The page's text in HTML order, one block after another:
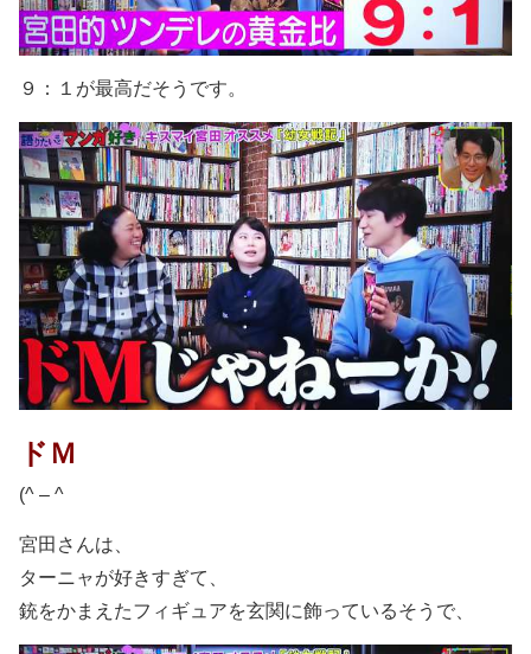
９：１が最高だそうです。
ドＭ
(^ – ^
宮田さんは、
ターニャが好きすぎて、
銃をかまえたフィギュアを玄関に飾っているそうで、